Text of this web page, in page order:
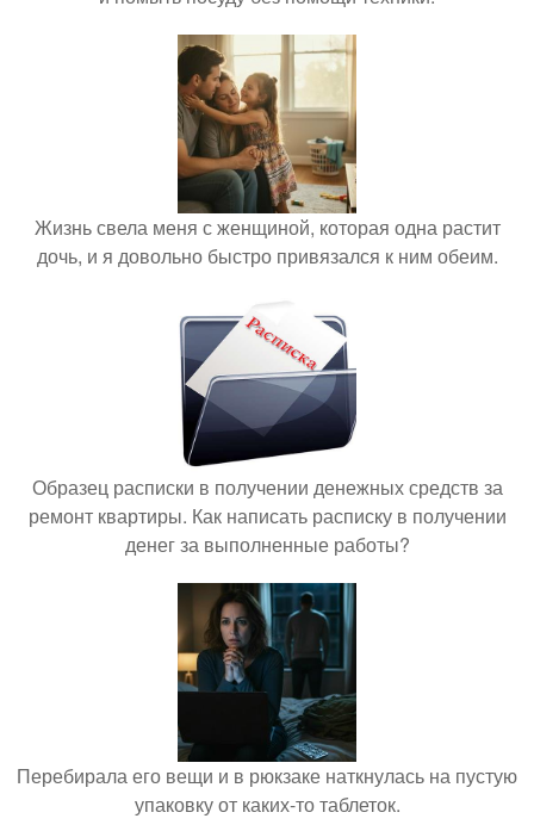
Жизнь свела меня с женщиной, которая одна растит
дочь, и я довольно быстро привязался к ним обеим.
Образец расписки в получении денежных средств за
ремонт квартиры. Как написать расписку в получении
денег за выполненные работы?
Перебирала его вещи и в рюкзаке наткнулась на пустую
упаковку от каких-то таблеток.